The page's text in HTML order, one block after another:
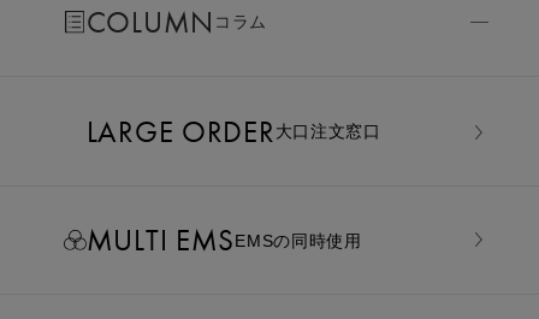
COLUMN コラム
LARGE ORDER⼤⼝注⽂窓⼝
MULTI EMSEMSの同時使用